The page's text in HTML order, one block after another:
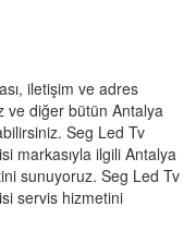
iletişim ve adres
ve diğer bütün Antalya
Seg Led Tv
markasıyla ilgili Antalya
sunuyoruz. Seg Led Tv
servis hizmetini